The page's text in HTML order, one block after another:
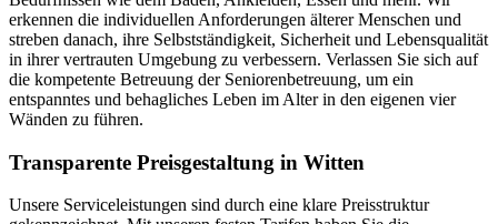
erkennen die individuellen Anforderungen älterer Menschen und
streben danach, ihre Selbstständigkeit, Sicherheit und Lebensqualität
in ihrer vertrauten Umgebung zu verbessern. Verlassen Sie sich auf
die kompetente Betreuung der Seniorenbetreuung, um ein
entspanntes und behagliches Leben im Alter in den eigenen vier
Wänden zu führen.
Transparente Preisgestaltung in Witten
Unsere Serviceleistungen sind durch eine klare Preisstruktur